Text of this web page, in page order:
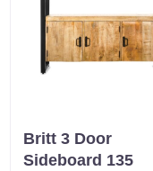
Britt 3 Door
Sideboard 135